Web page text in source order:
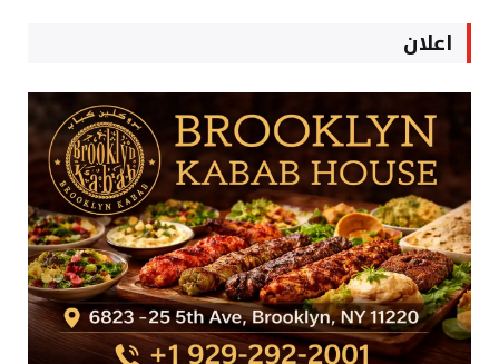
اعلان